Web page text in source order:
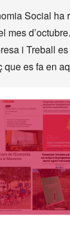
Social ha
mes
i Treball
que es fa en